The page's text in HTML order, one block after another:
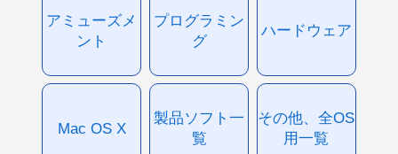
アミューズメ
ント
プログラミン
グ
ハードウェア
Mac OS X
製品ソフト一
覧
その他、全OS
用一覧